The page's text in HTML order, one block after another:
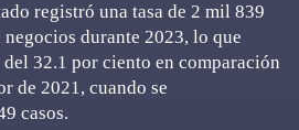
registró una tasa de 2 mil 839
durante 2023, lo que
32.1 por ciento en comparación
de 2021, cuando se
casos.